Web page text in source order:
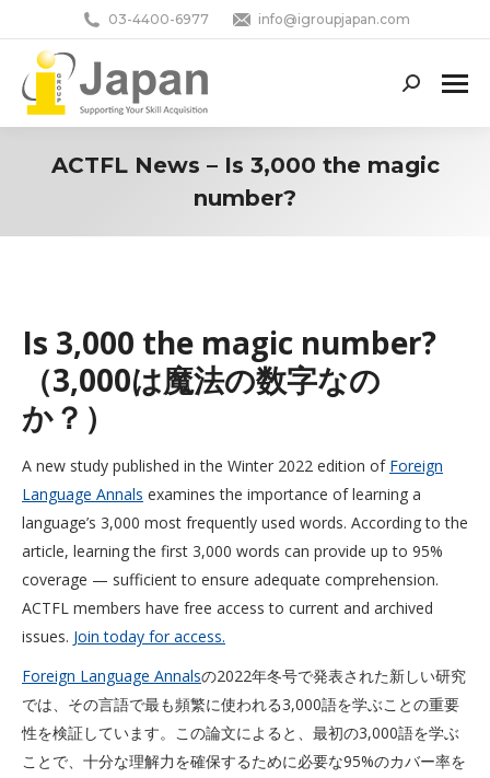
03-4400-6977 info@igroupjapan.com
Search:
ACTFL News – Is 3,000 the magic
number?
Is 3,000 the magic number?
（3,000は魔法の数字なの
か？）
A new study published in the Winter 2022 edition of Foreign
Language Annals examines the importance of learning a
language’s 3,000 most frequently used words. According to the
article, learning the first 3,000 words can provide up to 95%
coverage — sufficient to ensure adequate comprehension.
ACTFL members have free access to current and archived
issues. Join today for access.
Foreign Language Annalsの2022年冬号で発表された新しい研究
では、その言語で最も頻繁に使われる3,000語を学ぶことの重要
性を検証しています。この論文によると、最初の3,000語を学ぶ
ことで、十分な理解力を確保するために必要な95%のカバー率を